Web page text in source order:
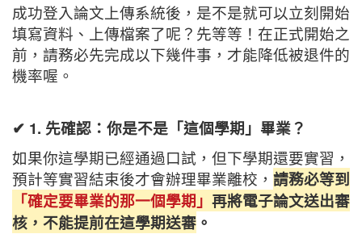
成功登入論文上傳系統後，是不是就可以立刻開始
填寫資料、上傳檔案了呢？先等等！在正式開始之
前，請務必先完成以下幾件事，才能降低被退件的
機率喔。
✔︎ 1. 先確認：你是不是「這個學期」畢業？
如果你這學期已經通過口試，但下學期還要實習，
預計等實習結束後才會辦理畢業離校， 請務必等到
「確定要畢業的那一個學期」 再將電子論文送出審
核，不能提前在這學期送審 。